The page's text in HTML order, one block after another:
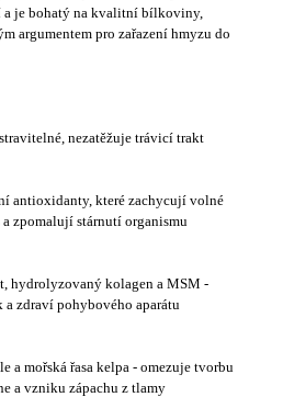
je bohatý na kvalitní bílkoviny,
argumentem pro zařazení hmyzu do
nezatěžuje trávicí trakt
antioxidanty, které zachycují volné
zpomalují stárnutí organismu
hydrolyzovaný kolagen a MSM -
zdraví pohybového aparátu
a mořská řasa kelpa - omezuje tvorbu
a vzniku zápachu z tlamy